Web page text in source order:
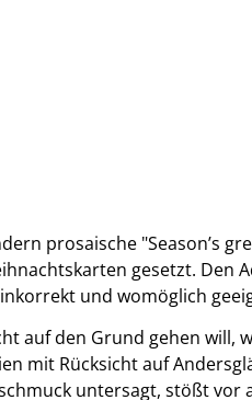
prosaische "Season’s
gesetzt. Den
und womöglich
auf den Grund gehen will,
mit Rücksicht auf
untersagt, stößt vor